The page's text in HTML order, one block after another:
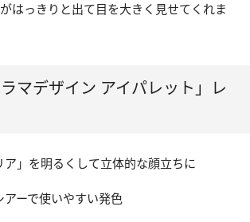
はっきりと出て目を大きく見せてくれま
マデザイン アイパレット」レ
ア」を明るくして立体的な顔立ちに
アーで使いやすい発色